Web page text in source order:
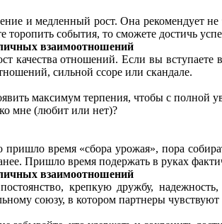
и медленный рост. Она рекомендует
торопить события, то сможете достичь
взаимоотношений
качества отношений. Если вы вступаете
сильной ссоре или скандале.
максимум терпения, чтобы с полной
мне (любит или нет)?
пришло время «сбора урожая», пора
Пришло время подержать в руках
взаимоотношений
постоянство, крепкую дружбу,
союзу, в котором партнеры чувствуют